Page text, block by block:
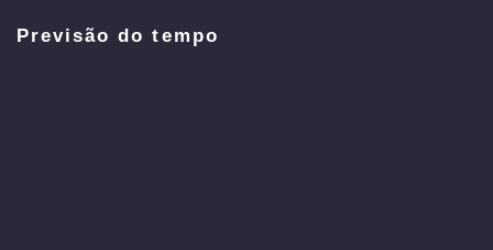
Previsão do tempo